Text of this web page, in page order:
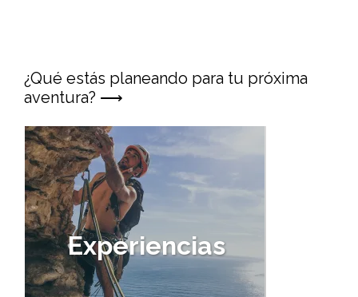
¿Qué estás planeando para tu próxima
aventura? ⟶
Experiencias